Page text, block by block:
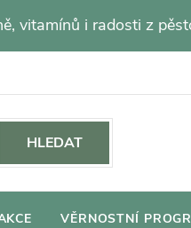
vitamínů i radosti z
HLEDAT
VĚRNOSTNÍ